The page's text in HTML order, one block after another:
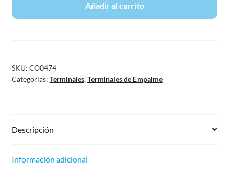
Añadir al carrito
SKU: CO0474
Categorías: Terminales,Terminales de Empalme
Descripción
Información adicional